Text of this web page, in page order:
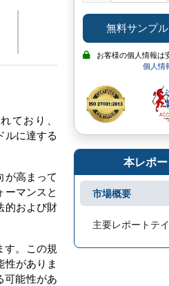
ており、
に達する
が高まって
ーマンスと
的および財
す。この規
性がありま
可能性があ
無料サンプ
お客様の個人情報は
個人情
本レポ
市場概要
主要レポートテ